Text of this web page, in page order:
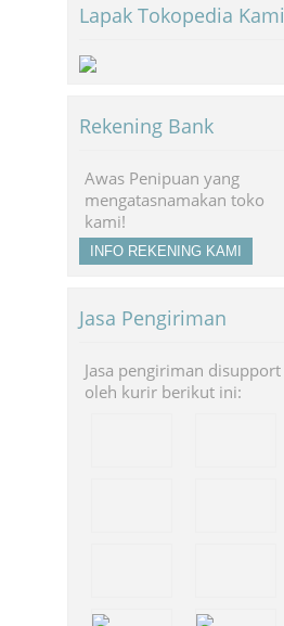
Lapak Tokopedia Kami
Rekening Bank
Awas Penipuan yang
mengatasnamakan toko
kami!
INFO REKENING KAMI
Jasa Pengiriman
Jasa pengiriman disupport
oleh kurir berikut ini: